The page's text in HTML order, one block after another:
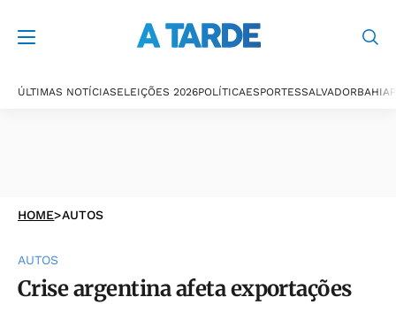
ÚLTIMAS NOTÍCIASELEIÇÕES 2026POLÍTICAESPORTESSALVADORBAHIA
HOME>AUTOS
AUTOS
Crise argentina afeta exportações